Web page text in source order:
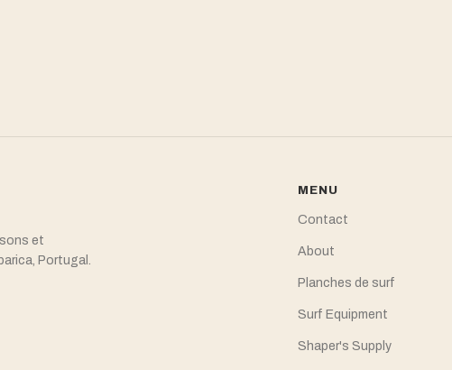
et
Portugal.
MENU
Contact
About
Planches de surf
Surf Equipment
Shaper's Supply